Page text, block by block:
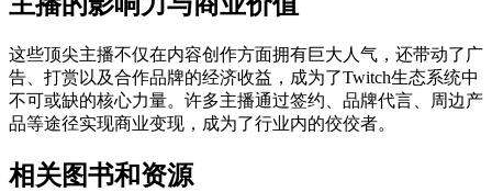
这些顶尖主播不仅在内容创作方面拥有巨大人气，还带动了广
告、打赏以及合作品牌的经济收益，成为了Twitch生态系统中
不可或缺的核心力量。许多主播通过签约、品牌代言、周边产
品等途径实现商业变现，成为了行业内的佼佼者。
相关图书和资源